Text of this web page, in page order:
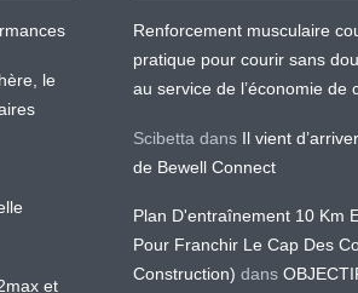
le
et
Renforcement musculaire
pratique pour courir sans
au service de l’économie de
Scibetta dans Il vient
de Bewell Connect
Plan D'entraînement 10 Km
Pour Franchir Le Cap Des
Construction) dans